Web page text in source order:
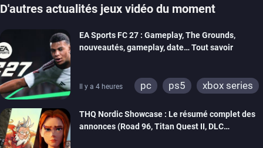
D'autres actualités jeux vidéo du moment
EA Sports FC 27 : Gameplay, The Grounds,
nouveautés, gameplay, date… Tout savoir
Il y a 4 heures pc ps5
xbox series
THQ Nordic Showcase : Le résumé complet des
annonces (Road 96, Titan Quest II, DLC